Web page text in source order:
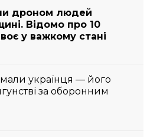
дроном людей
Відомо про 10
у важкому стані
українця — його
за оборонним